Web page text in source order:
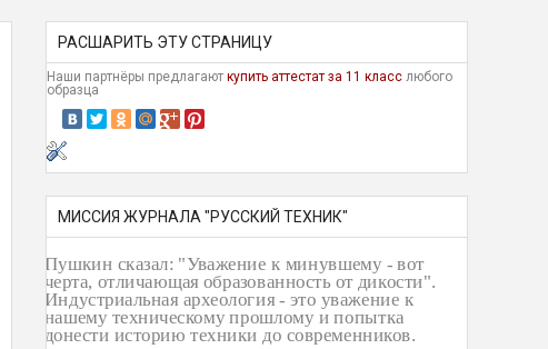
РАСШАРИТЬ ЭТУ СТРАНИЦУ
Наши партнёры предлагают купить аттестат за 11 класс любого
образца
МИССИЯ ЖУРНАЛА "РУССКИЙ ТЕХНИК"
Пушкин сказал: "Уважение к минувшему - вот
черта, отличающая образованность от дикости".
Индустриальная археология - это уважение к
нашему техническому прошлому и попытка
донести историю техники до современников.